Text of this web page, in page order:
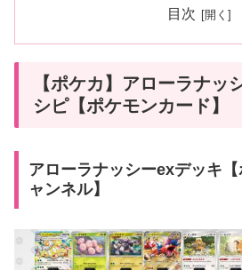
目次
【ポケカ】アローラナッ
シピ【ポケモンカード】
アローラナッシーexデッキ
ャンネル】